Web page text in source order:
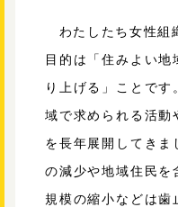
わたしたち女性組
目的は「住みよい
り上げる」ことで
域で求められる活動
を長年展開してきま
の減少や地域住民を
規模の縮小などは歯